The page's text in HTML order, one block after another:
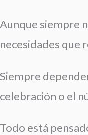
Aunque siempre
necesidades que
Siempre
celebración o el
Todo está